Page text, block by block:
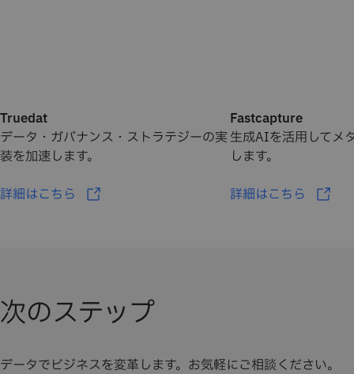
Truedat
データ・ガバナンス・ストラテジーの実
装を加速します。
詳細はこちら
Fastcapture
生成AIを活用してメ
します。
詳細はこちら
次のステップ
データでビジネスを変革します。お気軽にご相談ください。